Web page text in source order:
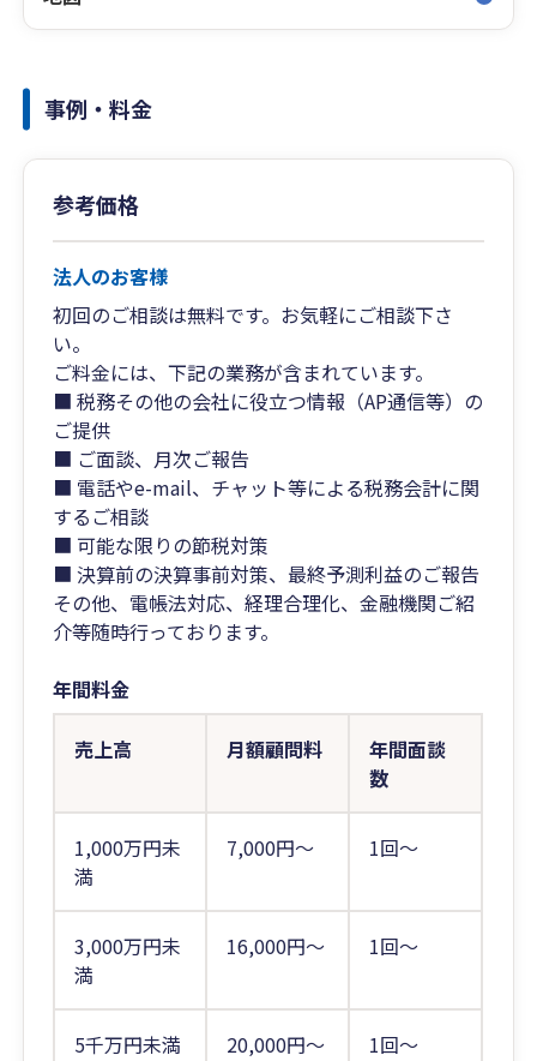
事例・料金
参考価格
法人のお客様
初回のご相談は無料です。お気軽にご相談下さ
い。
ご料金には、下記の業務が含まれています。
■ 税務その他の会社に役立つ情報（AP通信等）の
ご提供
■ ご面談、月次ご報告
■ 電話やe-mail、チャット等による税務会計に関
するご相談
■ 可能な限りの節税対策
■ 決算前の決算事前対策、最終予測利益のご報告
その他、電帳法対応、経理合理化、金融機関ご紹
介等随時行っております。
年間料金
売上高 月額顧問料
年間面談
数
1,000万円未
満
7,000円～ 1回～
3,000万円未
満
16,000円～ 1回～
5千万円未満 20,000円～ 1回～